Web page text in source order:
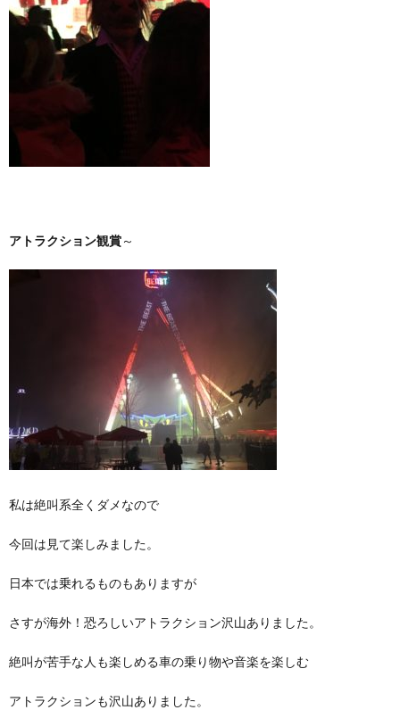
アトラクション観賞～
私は絶叫系全くダメなので
今回は見て楽しみました。
日本では乗れるものもありますが
さすが海外！恐ろしいアトラクション沢山ありました。
絶叫が苦手な人も楽しめる車の乗り物や音楽を楽しむ
アトラクションも沢山ありました。